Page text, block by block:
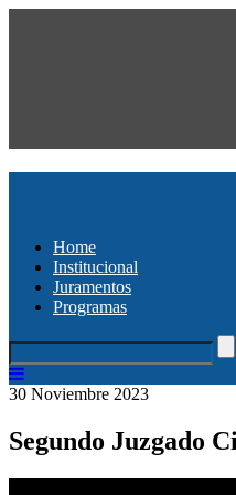
Home
Institucional
Juramentos
Programas
30 Noviembre 2023
Segundo Juzgado